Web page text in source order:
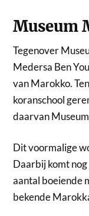
Museum
Tegenover
Medersa Ben
van Marokko.
koranschool
daarvan
Dit voormalige
Daarbij komt
aantal boeiende
bekende